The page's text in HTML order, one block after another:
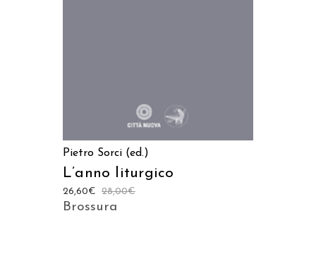
Pietro Sorci (ed.)
L’anno liturgico
28,00€
26,60€
Brossura